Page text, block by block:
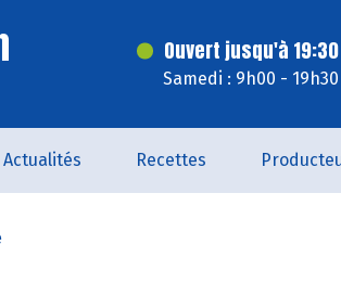
Ouvert jusqu'à 19:30
Samedi : 9h00 - 19h30
Actualités Recettes